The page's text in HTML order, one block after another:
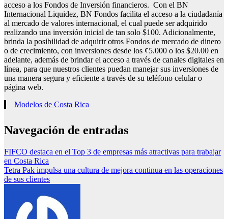
acceso a los Fondos de Inversión financieros. Con el BN
Internacional Liquidez, BN Fondos facilita el acceso a la ciudadanía
al mercado de valores internacional, el cual puede ser adquirido
realizando una inversión inicial de tan solo $100. Adicionalmente,
brinda la posibilidad de adquirir otros Fondos de mercado de dinero
o de crecimiento, con inversiones desde los ¢5.000 o los $20.00 en
adelante, además de brindar el acceso a través de canales digitales en
línea, para que nuestros clientes puedan manejar sus inversiones de
una manera segura y eficiente a través de su teléfono celular o
página web.
Modelos de Costa Rica
Navegación de entradas
FIFCO destaca en el Top 3 de empresas más atractivas para trabajar
en Costa Rica
Tetra Pak impulsa una cultura de mejora continua en las operaciones
de sus clientes